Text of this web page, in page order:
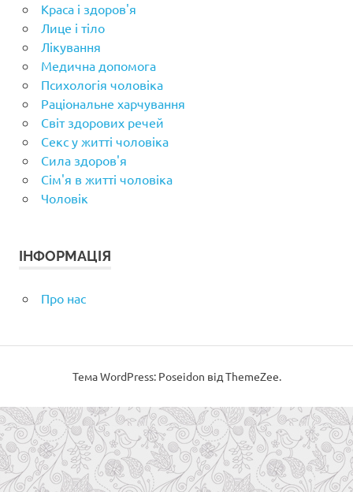
Краса і здоров'я
Лице і тіло
Лікування
Медична допомога
Психологія чоловіка
Раціональне харчування
Світ здорових речей
Секс у житті чоловіка
Сила здоров'я
Сім'я в житті чоловіка
Чоловік
ІНФОРМАЦІЯ
Про нас
Тема WordPress: Poseidon від ThemeZee.